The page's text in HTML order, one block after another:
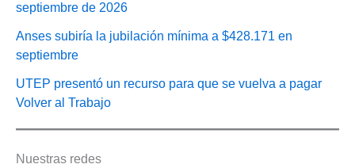
septiembre de 2026
Anses subiría la jubilación mínima a $428.171 en
septiembre
UTEP presentó un recurso para que se vuelva a pagar
Volver al Trabajo
Nuestras redes